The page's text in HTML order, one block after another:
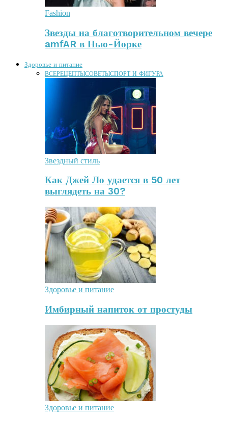
Fashion
Звезды на благотворительном вечере
amfAR в Нью-Йорке
Здоровье и питание
ВСЕРЕЦЕПТЫСОВЕТЫСПОРТ И ФИГУРА
Звездный стиль
Как Джей Ло удается в 50 лет
выглядеть на 30?
Здоровье и питание
Имбирный напиток от простуды
Здоровье и питание